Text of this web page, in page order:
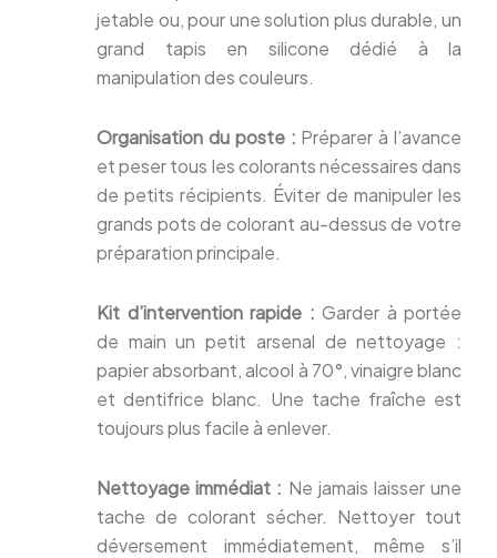
jetable ou, pour une solution plus durable, un
grand tapis en silicone dédié à la
manipulation des couleurs.
Organisation du poste : Préparer à l’avance
et peser tous les colorants nécessaires dans
de petits récipients. Éviter de manipuler les
grands pots de colorant au-dessus de votre
préparation principale.
Kit d’intervention rapide : Garder à portée
de main un petit arsenal de nettoyage :
papier absorbant, alcool à 70°, vinaigre blanc
et dentifrice blanc. Une tache fraîche est
toujours plus facile à enlever.
Nettoyage immédiat : Ne jamais laisser une
tache de colorant sécher. Nettoyer tout
déversement immédiatement, même s’il